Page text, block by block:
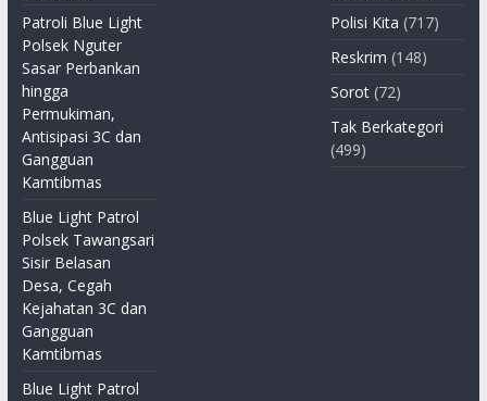
Patroli Blue Light
Polsek Nguter
Sasar Perbankan
hingga
Permukiman,
Antisipasi 3C dan
Gangguan
Kamtibmas
Blue Light Patrol
Polsek Tawangsari
Sisir Belasan
Desa, Cegah
Kejahatan 3C dan
Gangguan
Kamtibmas
Blue Light Patrol
Polisi Kita (717)
Reskrim (148)
Sorot (72)
Tak Berkategori
(499)